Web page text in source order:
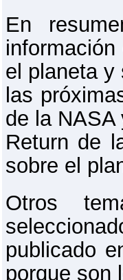
En
el planeta y
las
de la
Return de
sobre el
Otros
publicado
porque son